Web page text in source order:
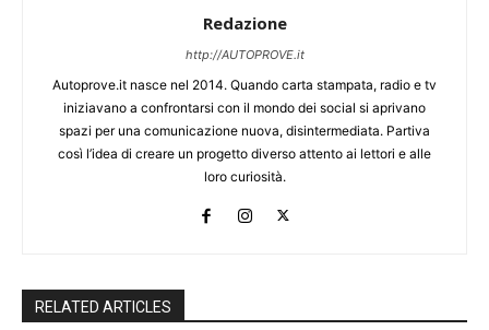
Redazione
http://AUTOPROVE.it
Autoprove.it nasce nel 2014. Quando carta stampata, radio e tv
iniziavano a confrontarsi con il mondo dei social si aprivano
spazi per una comunicazione nuova, disintermediata. Partiva
così l’idea di creare un progetto diverso attento ai lettori e alle
loro curiosità.
RELATED ARTICLES